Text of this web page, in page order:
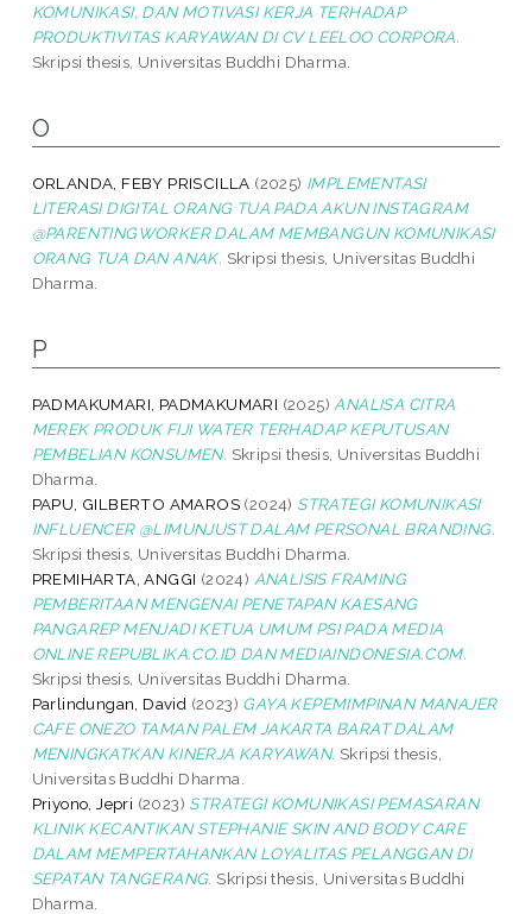
KOMUNIKASI, DAN MOTIVASI KERJA TERHADAP
PRODUKTIVITAS KARYAWAN DI CV LEELOO CORPORA.
Skripsi thesis, Universitas Buddhi Dharma.
O
ORLANDA, FEBY PRISCILLA (2025) IMPLEMENTASI
LITERASI DIGITAL ORANG TUA PADA AKUN INSTAGRAM
@PARENTINGWORKER DALAM MEMBANGUN KOMUNIKASI
ORANG TUA DAN ANAK. Skripsi thesis, Universitas Buddhi
Dharma.
P
PADMAKUMARI, PADMAKUMARI (2025) ANALISA CITRA
MEREK PRODUK FIJI WATER TERHADAP KEPUTUSAN
PEMBELIAN KONSUMEN. Skripsi thesis, Universitas Buddhi
Dharma.
PAPU, GILBERTO AMAROS (2024) STRATEGI KOMUNIKASI
INFLUENCER @LIMUNJUST DALAM PERSONAL BRANDING.
Skripsi thesis, Universitas Buddhi Dharma.
PREMIHARTA, ANGGI (2024) ANALISIS FRAMING
PEMBERITAAN MENGENAI PENETAPAN KAESANG
PANGAREP MENJADI KETUA UMUM PSI PADA MEDIA
ONLINE REPUBLIKA.CO.ID DAN MEDIAINDONESIA.COM.
Skripsi thesis, Universitas Buddhi Dharma.
Parlindungan, David (2023) GAYA KEPEMIMPINAN MANAJER
CAFE ONEZO TAMAN PALEM JAKARTA BARAT DALAM
MENINGKATKAN KINERJA KARYAWAN. Skripsi thesis,
Universitas Buddhi Dharma.
Priyono, Jepri (2023) STRATEGI KOMUNIKASI PEMASARAN
KLINIK KECANTIKAN STEPHANIE SKIN AND BODY CARE
DALAM MEMPERTAHANKAN LOYALITAS PELANGGAN DI
SEPATAN TANGERANG. Skripsi thesis, Universitas Buddhi
Dharma.